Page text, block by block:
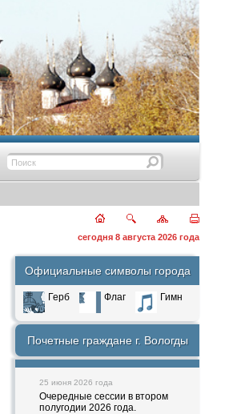
сегодня 8 августа 2026 года
Официальные символы города
Герб Флаг Гимн
Почетные граждане г. Вологды
25 июня 2026 года
Очередные сессии в втором
полугодии 2026 года.